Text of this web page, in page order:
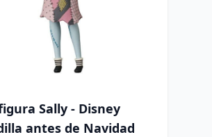
Sally - Disney
antes de Navidad